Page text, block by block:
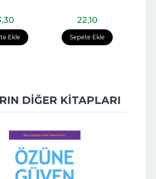
Ekle
,30
Sepete Ekle
22,10
DIĞER KITAPLARI